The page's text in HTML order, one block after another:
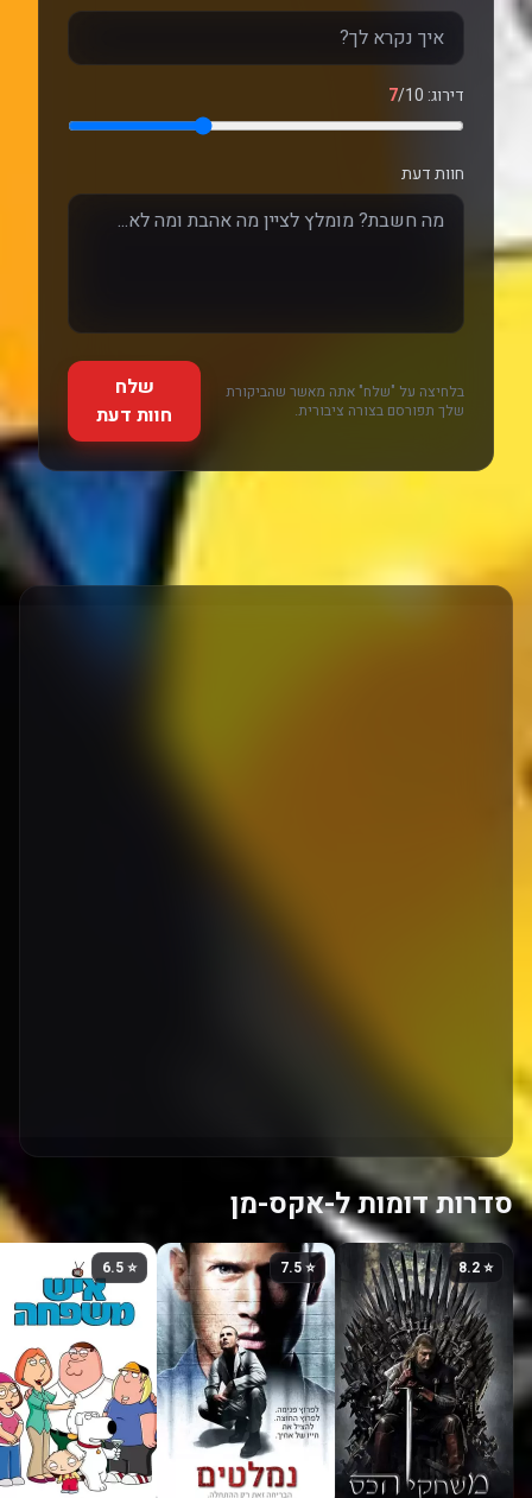
דירוג: 7/10
חוות דעת
בלחיצה על "שלח" אתה מאשר שהביקורת
שלך תפורסם בצורה ציבורית.
שלח
חוות דעת
סדרות דומות ל-אקס-מן
⭐ 8.2
⭐ 7.5
⭐ 6.5